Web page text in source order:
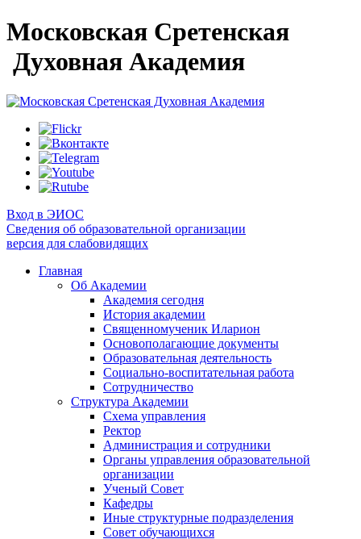
Московская Сретенская
Духовная Академия
Вход в ЭИОС
Сведения об образовательной организации
версия для слабовидящих
Главная
Об Академии
Академия сегодня
История академии
Священномученик Иларион
Основополагающие документы
Образовательная деятельность
Социально-воспитательная работа
Сотрудничество
Структура Академии
Схема управления
Ректор
Администрация и сотрудники
Органы управления образовательной
организации
Ученый Совет
Кафедры
Иные структурные подразделения
Совет обучающихся